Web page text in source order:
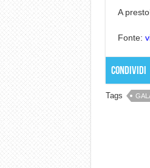
A
Fonte:
Condividi
Tags